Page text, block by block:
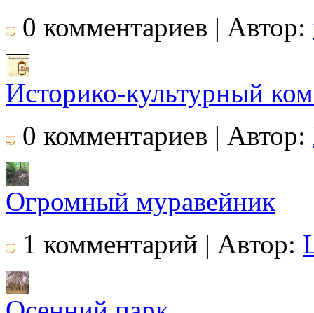
0 комментариев | Автор:
Историко-культурный
0 комментариев | Автор:
Огромный муравейник
1 комментарий | Автор: